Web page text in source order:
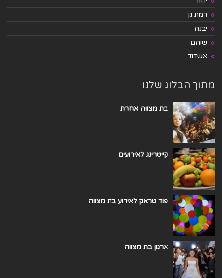
רמת גן
יבנה
שוהם
אשדוד
מתוך הבלוג שלנו
בת מצווה אחרת
קייטרינג לאירועים
פוד טראק לאירוע בת מצווה
ארגון בת מצווה